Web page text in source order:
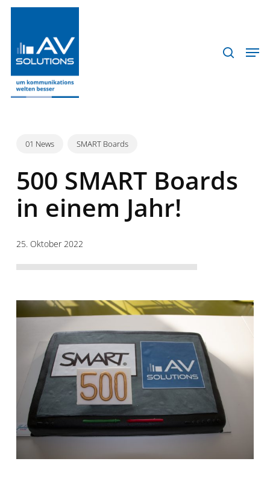
Skip
content
01 News SMART Boards
500 SMART Boards
in einem Jahr!
25. Oktober 2022
Menu